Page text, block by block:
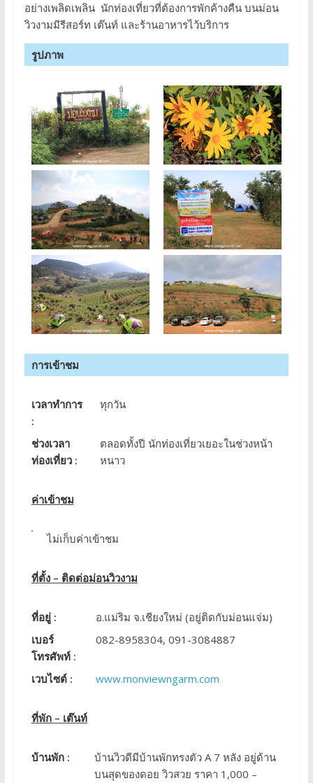
อย่างเพลิดเพลิน นักท่องเที่ยวที่ต้องการพักค้างคืน บนม่อน
วิวงามมีรีสอร์ท เต๊นท์ และร้านอาหารไว้บริการ
รูปภาพ
การเข้าชม
เวลาทำการ
:
ทุกวัน
ช่วงเวลา
ท่องเที่ยว :
ตลอดทั้งปี นักท่องเที่ยวเยอะในช่วงหน้า
หนาว
ค่าเข้าชม
ไม่เก็บค่าเข้าชม
ที่ตั้ง – ติดต่อม่อนวิวงาม
ที่อยู่ :
อ.แม่ริม จ.เชียงใหม่ (อยู่ติดกับม่อนแจ่ม)
เบอร์
โทรศัพท์ :
082-8958304, 091-3084887
เวบไซต์ : www.monviewngarm.com
ที่พัก – เต๊นท์
บ้านพัก :
บ้านวิวดีมีบ้านพักทรงตัว A 7 หลัง อยู่ด้าน
บนสุดของดอย วิวสวย ราคา 1,000 –